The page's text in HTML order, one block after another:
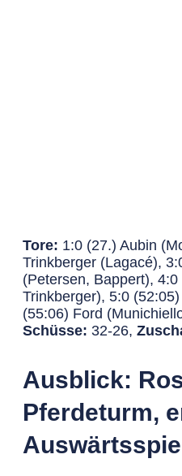
Tore: 1:0 (27.) Aubin
Trinkberger (Lagacé),
(Petersen, Bappert),
Trinkberger), 5:0
(55:06) Ford
Schüsse: 32-26,
Ausblick:
Pferdeturm,